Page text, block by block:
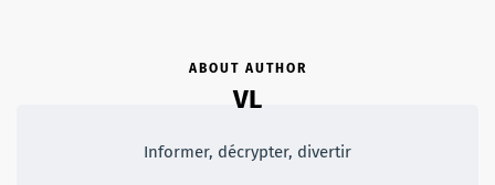
ABOUT AUTHOR
VL
Informer, décrypter, divertir